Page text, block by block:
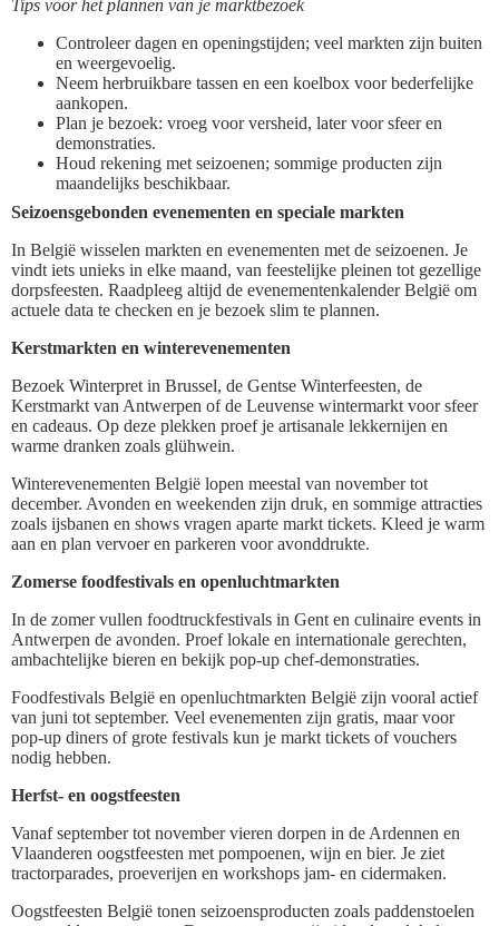
Tips voor het plannen van je marktbezoek
Controleer dagen en openingstijden; veel markten zijn buiten
en weergevoelig.
Neem herbruikbare tassen en een koelbox voor bederfelijke
aankopen.
Plan je bezoek: vroeg voor versheid, later voor sfeer en
demonstraties.
Houd rekening met seizoenen; sommige producten zijn
maandelijks beschikbaar.
Seizoensgebonden evenementen en speciale markten
In België wisselen markten en evenementen met de seizoenen. Je
vindt iets unieks in elke maand, van feestelijke pleinen tot gezellige
dorpsfeesten. Raadpleeg altijd de evenementenkalender België om
actuele data te checken en je bezoek slim te plannen.
Kerstmarkten en winterevenementen
Bezoek Winterpret in Brussel, de Gentse Winterfeesten, de
Kerstmarkt van Antwerpen of de Leuvense wintermarkt voor sfeer
en cadeaus. Op deze plekken proef je artisanale lekkernijen en
warme dranken zoals glühwein.
Winterevenementen België lopen meestal van november tot
december. Avonden en weekenden zijn druk, en sommige attracties
zoals ijsbanen en shows vragen aparte markt tickets. Kleed je warm
aan en plan vervoer en parkeren voor avonddrukte.
Zomerse foodfestivals en openluchtmarkten
In de zomer vullen foodtruckfestivals in Gent en culinaire events in
Antwerpen de avonden. Proef lokale en internationale gerechten,
ambachtelijke bieren en bekijk pop-up chef-demonstraties.
Foodfestivals België en openluchtmarkten België zijn vooral actief
van juni tot september. Veel evenementen zijn gratis, maar voor
pop-up diners of grote festivals kun je markt tickets of vouchers
nodig hebben.
Herfst- en oogstfeesten
Vanaf september tot november vieren dorpen in de Ardennen en
Vlaanderen oogstfeesten met pompoenen, wijn en bier. Je ziet
tractorparades, proeverijen en workshops jam- en cidermaken.
Oogstfeesten België tonen seizoensproducten zoals paddenstoelen